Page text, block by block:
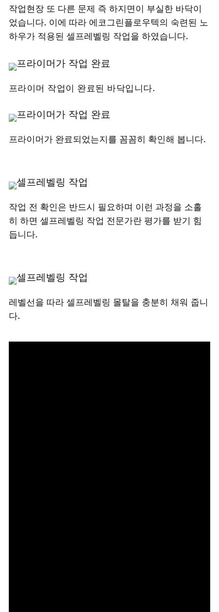
작업현장 또 다른 문제 즉 하지면이 부실한 바닥이
었습니다. 이에 따라 에코그린플로우텍의 숙련된 노
하우가 적용된 셀프레벨링 작업을 하였습니다.
프라이머 작업이 완료된 바닥입니다.
프라이머가 완료되었는지를 꼼꼼히 확인해 봅니다.
작업 전 확인은 반드시 필요하며 이런 과정을 소홀
히 하면 셀프레벨링 작업 전문가란 평가를 받기 힘
듭니다.
레벨선을 따라 셀프레벨링 몰탈을 충분히 채워 줍니
다.